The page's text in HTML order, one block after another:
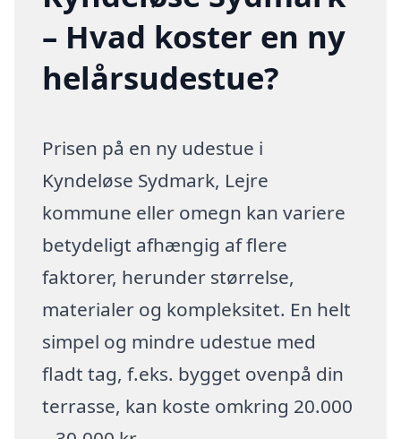
– Hvad koster en ny
helårsudestue?
Prisen på en ny udestue i
Kyndeløse Sydmark, Lejre
kommune eller omegn kan variere
betydeligt afhængig af flere
faktorer, herunder størrelse,
materialer og kompleksitet. En helt
simpel og mindre udestue med
fladt tag, f.eks. bygget ovenpå din
terrasse, kan koste omkring 20.000